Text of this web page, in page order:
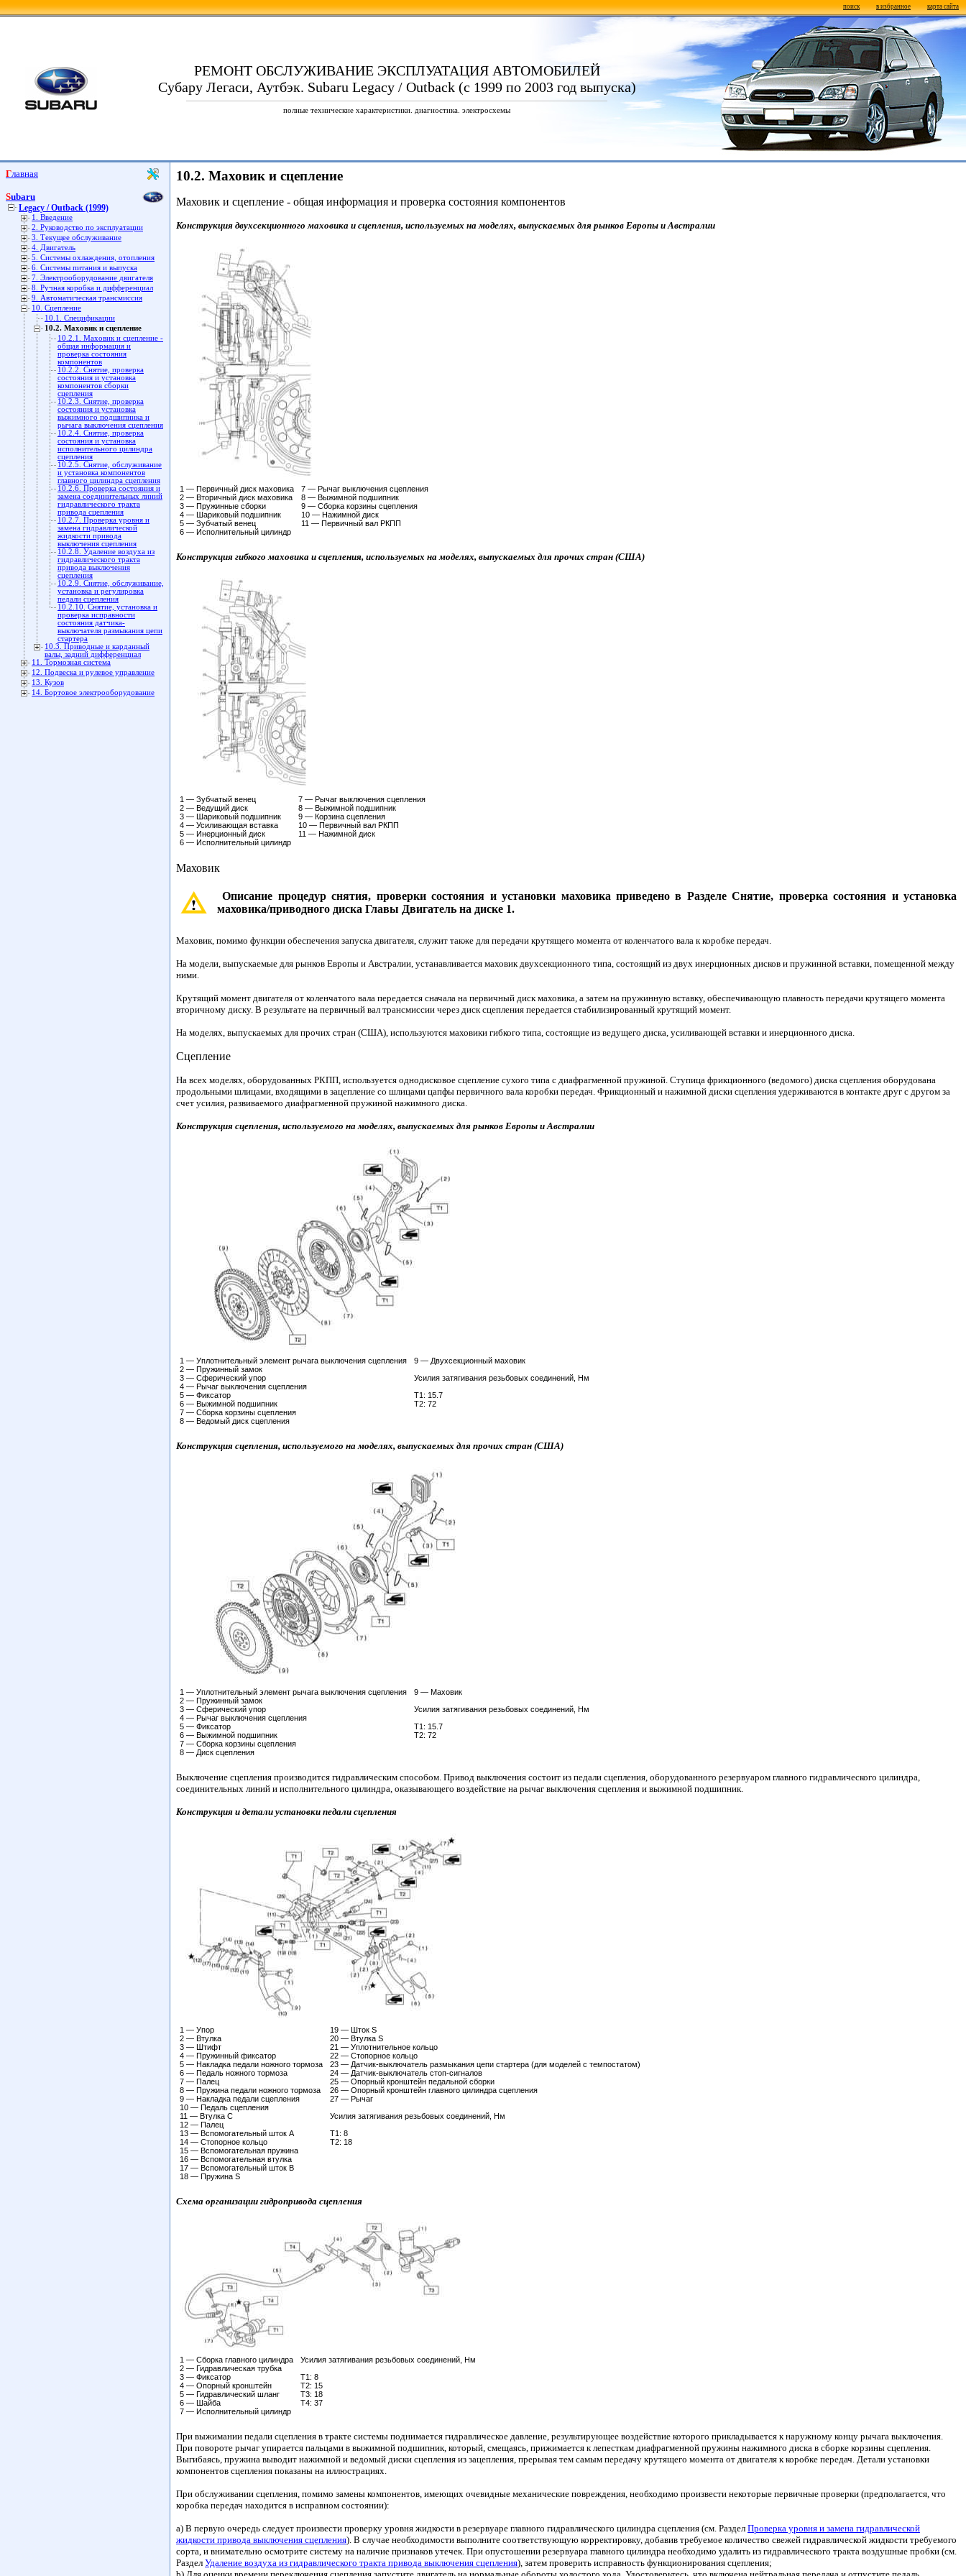
поиск в избранное карта сайта
РЕМОНТ ОБСЛУЖИВАНИЕ ЭКСПЛУАТАЦИЯ АВТОМОБИЛЕЙ
Субару Легаси, Аутбэк. Subaru Legacy / Outback (с 1999 по 2003 год выпуска)
полные технические характеристики. диагностика. электросхемы
Главная
Subaru
Legacy / Outback (1999)
1. Введение
2. Руководство по эксплуатации
3. Текущее обслуживание
4. Двигатель
5. Системы охлаждения, отопления
6. Системы питания и выпуска
7. Электрооборудование двигателя
8. Ручная коробка и дифференциал
9. Автоматическая трансмиссия
10. Сцепление
10.1. Спецификации
10.2. Маховик и сцепление
10.2.1. Маховик и сцепление -
общая информация и
проверка состояния
компонентов
10.2.2. Снятие, проверка
состояния и установка
компонентов сборки
сцепления
10.2.3. Снятие, проверка
состояния и установка
выжимного подшипника и
рычага выключения сцепления
10.2.4. Снятие, проверка
состояния и установка
исполнительного цилиндра
сцепления
10.2.5. Снятие, обслуживание
и установка компонентов
главного цилиндра сцепления
10.2.6. Проверка состояния и
замена соединительных линий
гидравлического тракта
привода сцепления
10.2.7. Проверка уровня и
замена гидравлической
жидкости привода
выключения сцепления
10.2.8. Удаление воздуха из
гидравлического тракта
привода выключения
сцепления
10.2.9. Снятие, обслуживание,
установка и регулировка
педали сцепления
10.2.10. Снятие, установка и
проверка исправности
состояния датчика-
выключателя размыкания цепи
стартера
10.3. Приводные и карданный
валы, задний дифференциал
11. Тормозная система
12. Подвеска и рулевое управление
13. Кузов
14. Бортовое электрооборудование
10.2. Маховик и сцепление
Маховик и сцепление - общая информация и проверка состояния компонентов
Конструкция двухсекционного маховика и сцепления, используемых на моделях, выпускаемых для рынков Европы и Австралии
1 — Первичный диск маховика
2 — Вторичный диск маховика
3 — Пружинные сборки
4 — Шариковый подшипник
5 — Зубчатый венец
6 — Исполнительный цилиндр
7 — Рычаг выключения сцепления
8 — Выжимной подшипник
9 — Сборка корзины сцепления
10 — Нажимной диск
11 — Первичный вал РКПП
Конструкция гибкого маховика и сцепления, используемых на моделях, выпускаемых для прочих стран (США)
1 — Зубчатый венец
2 — Ведущий диск
3 — Шариковый подшипник
4 — Усиливающая вставка
5 — Инерционный диск
6 — Исполнительный цилиндр
7 — Рычаг выключения сцепления
8 — Выжимной подшипник
9 — Корзина сцепления
10 — Первичный вал РКПП
11 — Нажимной диск
Маховик
Описание процедур снятия, проверки состояния и установки маховика приведено в Разделе Снятие, проверка состояния и установка
маховика/приводного диска Главы Двигатель на диске 1.
Маховик, помимо функции обеспечения запуска двигателя, служит также для передачи крутящего момента от коленчатого вала к коробке передач.
На модели, выпускаемые для рынков Европы и Австралии, устанавливается маховик двухсекционного типа, состоящий из двух инерционных дисков и пружинной вставки, помещенной между
ними.
Крутящий момент двигателя от коленчатого вала передается сначала на первичный диск маховика, а затем на пружинную вставку, обеспечивающую плавность передачи крутящего момента
вторичному диску. В результате на первичный вал трансмиссии через диск сцепления передается стабилизированный крутящий момент.
На моделях, выпускаемых для прочих стран (США), используются маховики гибкого типа, состоящие из ведущего диска, усиливающей вставки и инерционного диска.
Сцепление
На всех моделях, оборудованных РКПП, используется однодисковое сцепление сухого типа с диафрагменной пружиной. Ступица фрикционного (ведомого) диска сцепления оборудована
продольными шлицами, входящими в зацепление со шлицами цапфы первичного вала коробки передач. Фрикционный и нажимной диски сцепления удерживаются в контакте друг с другом за
счет усилия, развиваемого диафрагменной пружиной нажимного диска.
Конструкция сцепления, используемого на моделях, выпускаемых для рынков Европы и Австралии
1 — Уплотнительный элемент рычага выключения сцепления
2 — Пружинный замок
3 — Сферический упор
4 — Рычаг выключения сцепления
5 — Фиксатор
6 — Выжимной подшипник
7 — Сборка корзины сцепления
8 — Ведомый диск сцепления
9 — Двухсекционный маховик
Усилия затягивания резьбовых соединений, Нм
Т1: 15.7
Т2: 72
Конструкция сцепления, используемого на моделях, выпускаемых для прочих стран (США)
1 — Уплотнительный элемент рычага выключения сцепления
2 — Пружинный замок
3 — Сферический упор
4 — Рычаг выключения сцепления
5 — Фиксатор
6 — Выжимной подшипник
7 — Сборка корзины сцепления
8 — Диск сцепления
9 — Маховик
Усилия затягивания резьбовых соединений, Нм
Т1: 15.7
Т2: 72
Выключение сцепления производится гидравлическим способом. Привод выключения состоит из педали сцепления, оборудованного резервуаром главного гидравлического цилиндра,
соединительных линий и исполнительного цилиндра, оказывающего воздействие на рычаг выключения сцепления и выжимной подшипник.
Конструкция и детали установки педали сцепления
1 — Упор
2 — Втулка
3 — Штифт
4 — Пружинный фиксатор
5 — Накладка педали ножного тормоза
6 — Педаль ножного тормоза
7 — Палец
8 — Пружина педали ножного тормоза
9 — Накладка педали сцепления
10 — Педаль сцепления
11 — Втулка С
12 — Палец
13 — Вспомогательный шток А
14 — Стопорное кольцо
15 — Вспомогательная пружина
16 — Вспомогательная втулка
17 — Вспомогательный шток B
18 — Пружина S
19 — Шток S
20 — Втулка S
21 — Уплотнительное кольцо
22 — Стопорное кольцо
23 — Датчик-выключатель размыкания цепи стартера (для моделей с темпостатом)
24 — Датчик-выключатель стоп-сигналов
25 — Опорный кронштейн педальной сборки
26 — Опорный кронштейн главного цилиндра сцепления
27 — Рычаг
Усилия затягивания резьбовых соединений, Нм
Т1: 8
Т2: 18
Схема организации гидропривода сцепления
1 — Сборка главного цилиндра
2 — Гидравлическая трубка
3 — Фиксатор
4 — Опорный кронштейн
5 — Гидравлический шланг
6 — Шайба
7 — Исполнительный цилиндр
Усилия затягивания резьбовых соединений, Нм
Т1: 8
Т2: 15
Т3: 18
Т4: 37
При выжимании педали сцепления в тракте системы поднимается гидравлическое давление, результирующее воздействие которого прикладывается к наружному концу рычага выключения.
При повороте рычаг упирается пальцами в выжимной подшипник, который, смещаясь, прижимается к лепесткам диафрагменной пружины нажимного диска в сборке корзины сцепления.
Выгибаясь, пружина выводит нажимной и ведомый диски сцепления из зацепления, прерывая тем самым передачу крутящего момента от двигателя к коробке передач. Детали установки
компонентов сцепления показаны на иллюстрациях.
При обслуживании сцепления, помимо замены компонентов, имеющих очевидные механические повреждения, необходимо произвести некоторые первичные проверки (предполагается, что
коробка передач находится в исправном состоянии):
a) В первую очередь следует произвести проверку уровня жидкости в резервуаре главного гидравлического цилиндра сцепления (см. Раздел Проверка уровня и замена гидравлической
жидкости привода выключения сцепления). В случае необходимости выполните соответствующую корректировку, добавив требуемое количество свежей гидравлической жидкости требуемого
сорта, и внимательно осмотрите систему на наличие признаков утечек. При опустошении резервуара главного цилиндра необходимо удалить из гидравлического тракта воздушные пробки (см.
Раздел Удаление воздуха из гидравлического тракта привода выключения сцепления), затем проверить исправность функционирования сцепления;